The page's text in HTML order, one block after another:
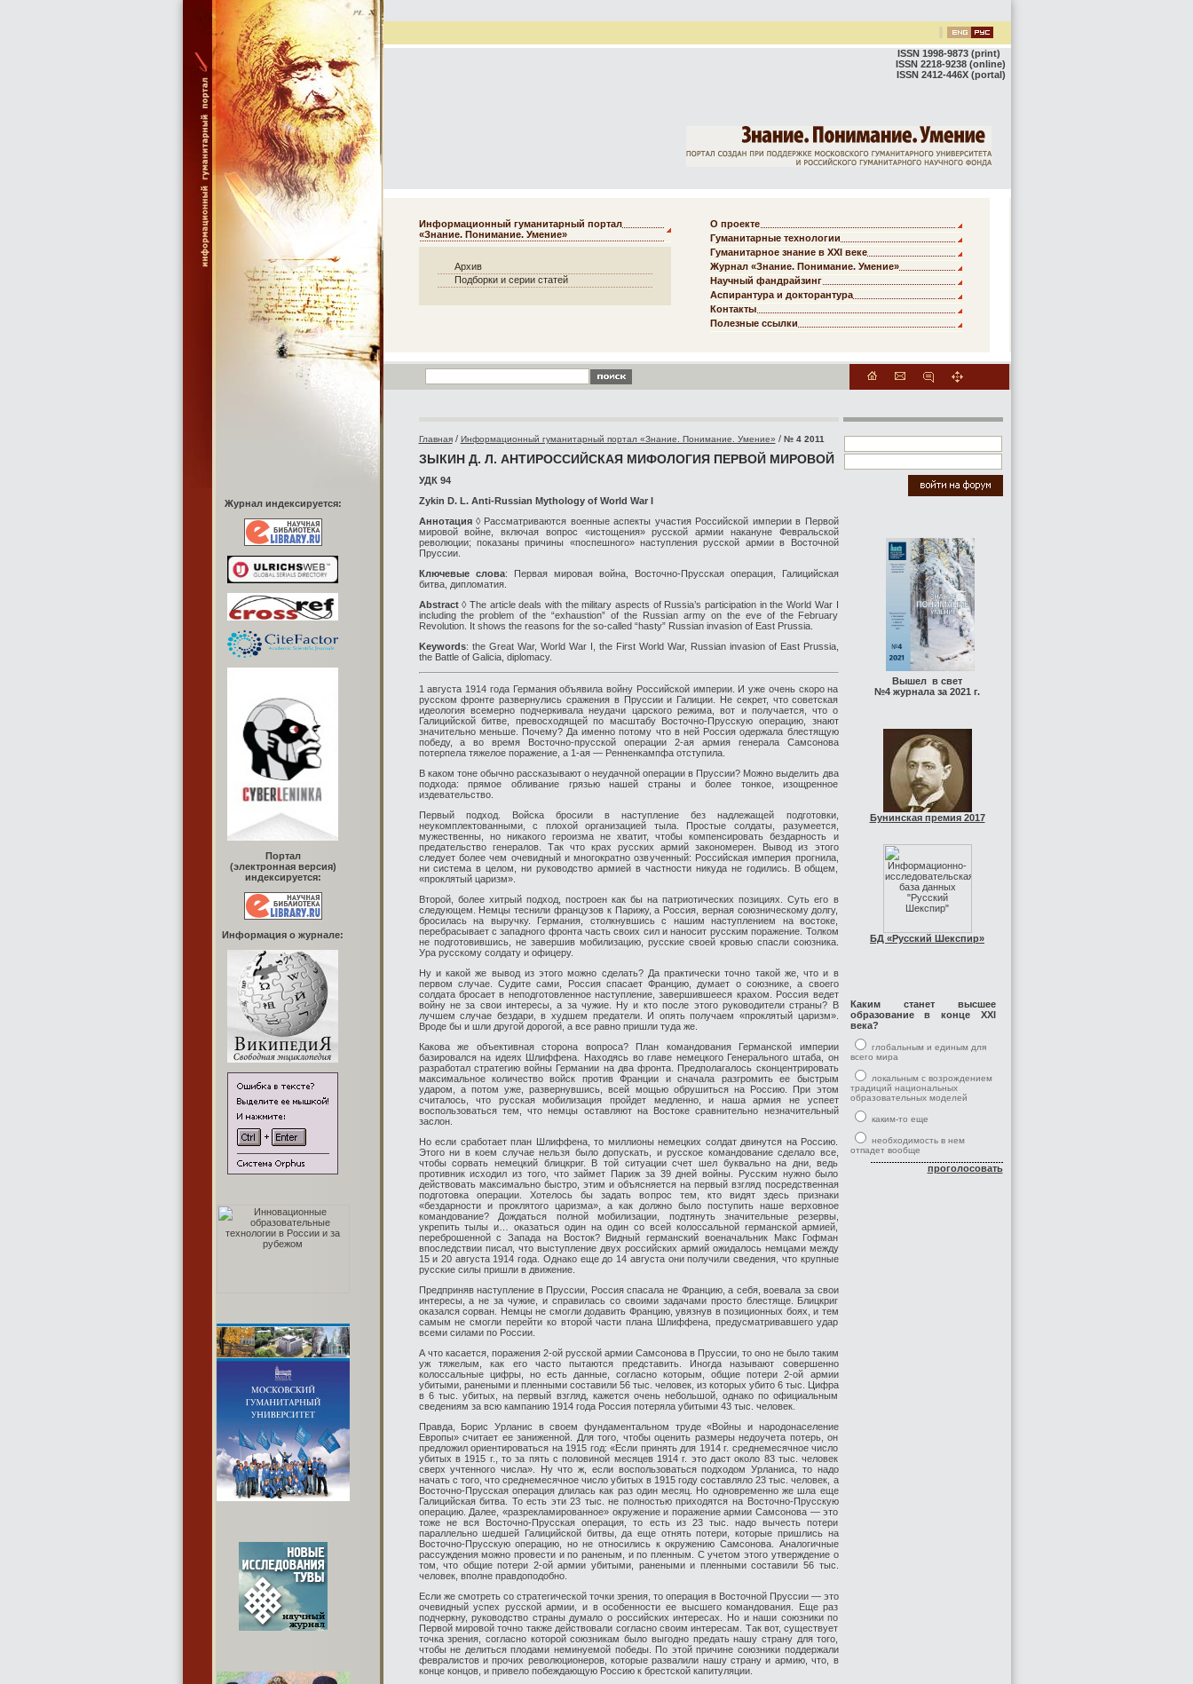
Журнал индексируется:
Портал
(электронная версия)
индексируется:
Информация о журнале:
ISSN 1998-9873 (print)
ISSN 2218-9238 (online)
ISSN 2412-446X (portal)
Информационный гуманитарный портал
«Знание. Понимание. Умение»
Архив
Подборки и серии статей
О проекте
Гуманитарные технологии
Гуманитарное знание в XXI веке
Журнал «Знание. Понимание. Умение»
Научный фандрайзинг
Аспирантура и докторантура
Контакты
Полезные ссылки
Главная/ Информационный гуманитарный портал «Знание. Понимание. Умение» / № 4 2011
ЗЫКИН Д. Л. АНТИРОССИЙСКАЯ МИФОЛОГИЯ ПЕРВОЙ МИРОВОЙ
УДК 94
Zykin D. L. Anti-Russian Mythology of World War I
Аннотация◊ Рассматриваются военные аспекты участия Российской империи в Первой
мировой войне, включая вопрос «истощения» русской армии накануне Февральской
революции; показаны причины «поспешного» наступления русской армии в Восточной
Пруссии.
Ключевые слова: Первая мировая война, Восточно-Прусская операция, Галицийская
битва, дипломатия.
Abstract◊ The article deals with the military aspects of Russia’s participation in the World War I
including the problem of the “exhaustion” of the Russian army on the eve of the February
Revolution. It shows the reasons for the so-called “hasty” Russian invasion of East Prussia.
Keywords: the Great War, World War I, the First World War, Russian invasion of East Prussia,
the Battle of Galicia, diplomacy.
1 августа 1914 года Германия объявила войну Российской империи. И уже очень скоро на
русском фронте развернулись сражения в Пруссии и Галиции. Не секрет, что советская
идеология всемерно подчеркивала неудачи царского режима, вот и получается, что о
Галицийской битве, превосходящей по масштабу Восточно-Прусскую операцию, знают
значительно меньше. Почему? Да именно потому что в ней Россия одержала блестящую
победу, а во время Восточно-прусской операции 2-ая армия генерала Самсонова
потерпела тяжелое поражение, а 1-ая — Ренненкампфа отступила.
В каком тоне обычно рассказывают о неудачной операции в Пруссии? Можно выделить два
подхода: прямое обливание грязью нашей страны и более тонкое, изощренное
издевательство.
Первый подход. Войска бросили в наступление без надлежащей подготовки,
неукомплектованными, с плохой организацией тыла. Простые солдаты, разумеется,
мужественны, но никакого героизма не хватит, чтобы компенсировать бездарность и
предательство генералов. Так что крах русских армий закономерен. Вывод из этого
следует более чем очевидный и многократно озвученный: Российская империя прогнила,
ни система в целом, ни руководство армией в частности никуда не годились. В общем,
«проклятый царизм».
Второй, более хитрый подход, построен как бы на патриотических позициях. Суть его в
следующем. Немцы теснили французов к Парижу, а Россия, верная союзническому долгу,
бросилась на выручку. Германия, столкнувшись с нашим наступлением на востоке,
перебрасывает с западного фронта часть своих сил и наносит русским поражение. Толком
не подготовившись, не завершив мобилизацию, русские своей кровью спасли союзника.
Ура русскому солдату и офицеру.
Ну и какой же вывод из этого можно сделать? Да практически точно такой же, что и в
первом случае. Судите сами, Россия спасает Францию, думает о союзнике, а своего
солдата бросает в неподготовленное наступление, завершившееся крахом. Россия ведет
войну не за свои интересы, а за чужие. Ну и кто после этого руководители страны? В
лучшем случае бездари, в худшем предатели. И опять получаем «проклятый царизм».
Вроде бы и шли другой дорогой, а все равно пришли туда же.
Какова же объективная сторона вопроса? План командования Германской империи
базировался на идеях Шлиффена. Находясь во главе немецкого Генерального штаба, он
разработал стратегию войны Германии на два фронта. Предполагалось сконцентрировать
максимальное количество войск против Франции и сначала разгромить ее быстрым
ударом, а потом уже, развернувшись, всей мощью обрушиться на Россию. При этом
считалось, что русская мобилизация пройдет медленно, и наша армия не успеет
воспользоваться тем, что немцы оставляют на Востоке сравнительно незначительный
заслон.
Но если сработает план Шлиффена, то миллионы немецких солдат двинутся на Россию.
Этого ни в коем случае нельзя было допускать, и русское командование сделало все,
чтобы сорвать немецкий блицкриг. В той ситуации счет шел буквально на дни, ведь
противник исходил из того, что займет Париж за 39 дней войны. Русским нужно было
действовать максимально быстро, этим и объясняется на первый взгляд посредственная
подготовка операции. Хотелось бы задать вопрос тем, кто видят здесь признаки
«бездарности и проклятого царизма», а как должно было поступить наше верховное
командование? Дождаться полной мобилизации, подтянуть значительные резервы,
укрепить тылы и… оказаться один на один со всей колоссальной германской армией,
переброшенной с Запада на Восток? Видный германский военачальник Макс Гофман
впоследствии писал, что выступление двух российских армий ожидалось немцами между
15 и 20 августа 1914 года. Однако еще до 14 августа они получили сведения, что крупные
русские силы пришли в движение.
Предприняв наступление в Пруссии, Россия спасала не Францию, а себя, воевала за свои
интересы, а не за чужие, и справилась со своими задачами просто блестяще. Блицкриг
оказался сорван. Немцы не смогли додавить Францию, увязнув в позиционных боях, и тем
самым не смогли перейти ко второй части плана Шлиффена, предусматривавшего удар
всеми силами по России.
А что касается, поражения 2-ой русской армии Самсонова в Пруссии, то оно не было таким
уж тяжелым, как его часто пытаются представить. Иногда называют совершенно
колоссальные цифры, но есть данные, согласно которым, общие потери 2-ой армии
убитыми, ранеными и пленными составили 56 тыс. человек, из которых убито 6 тыс. Цифра
в 6 тыс. убитых, на первый взгляд, кажется очень небольшой, однако по официальным
сведениям за всю кампанию 1914 года Россия потеряла убитыми 43 тыс. человек.
Правда, Борис Урланис в своем фундаментальном труде «Войны и народонаселение
Европы» считает ее заниженной. Для того, чтобы оценить размеры недоучета потерь, он
предложил ориентироваться на 1915 год: «Если принять для 1914 г. среднемесячное число
убитых в 1915 г., то за пять с половиной месяцев 1914 г. это даст около 83 тыс. человек
сверх учтенного числа». Ну что ж, если воспользоваться подходом Урланиса, то надо
начать с того, что среднемесячное число убитых в 1915 году составляло 23 тыс. человек, а
Восточно-Прусская операция длилась как раз один месяц. Но одновременно же шла еще
Галицийская битва. То есть эти 23 тыс. не полностью приходятся на Восточно-Прусскую
операцию. Далее, «разрекламированное» окружение и поражение армии Самсонова — это
тоже не вся Восточно-Прусская операция, то есть из 23 тыс. надо вычесть потери
параллельно шедшей Галицийской битвы, да еще отнять потери, которые пришлись на
Восточно-Прусскую операцию, но не относились к окружению Самсонова. Аналогичные
рассуждения можно провести и по раненым, и по пленным. С учетом этого утверждение о
том, что общие потери 2-ой армии убитыми, ранеными и пленными составили 56 тыс.
человек, вполне правдоподобно.
Если же смотреть со стратегической точки зрения, то операция в Восточной Пруссии — это
очевидный успех русской армии, и в особенности ее высшего командования. Еще раз
подчеркну, руководство страны думало о российских интересах. Но и наши союзники по
Первой мировой точно также действовали согласно своим интересам. Так вот, существует
точка зрения, согласно которой союзникам было выгодно предать нашу страну для того,
чтобы не делиться плодами неминуемой победы. По этой причине союзники поддержали
февралистов и прочих революционеров, которые развалили нашу страну и армию, что, в
конце концов, и привело побеждающую Россию к брестской капитуляции.
Вышел в свет
№4 журнала за 2021 г.
Бунинская премия 2017
БД «Русский Шекспир»
Каким станет высшее
образование в конце XXI
века?
глобальным и единым для
всего мира
локальным с возрождением
традиций национальных
образовательных моделей
каким-то еще
необходимость в нем
отпадет вообще
проголосовать